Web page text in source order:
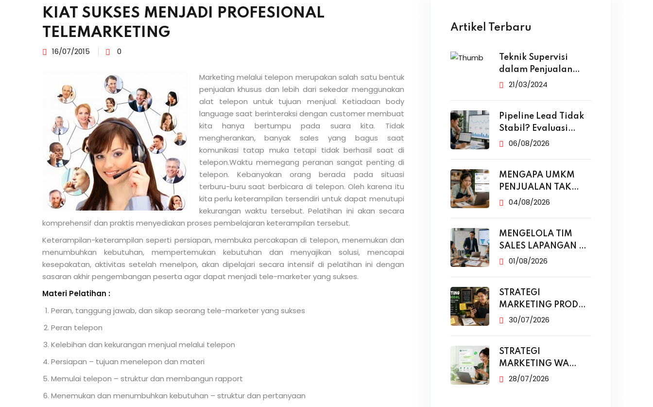
KIAT SUKSES MENJADI PROFESIONAL
TELEMARKETING
16/07/2015 0
Marketing melalui telepon merupakan salah satu bentuk
penjualan khusus dan lebih dari sekedar menggunakan
alat telepon untuk tujuan menjual. Ketiadaan body
language saat berinteraksi dengan customer membuat
kita hanya bertumpu pada suara kita. Tidak
mengherankan, banyak sales yang bagus saat
komunikasi tatap muka tetapi tidak berhasil saat di
telepon.Waktu memegang peranan sangat penting di
telepon. Kebanyakan orang berada pada situasi
terburu-buru saat berbicara di telepon. Oleh karena itu
kita perlu keterampilan tersendiri untuk dapat menutupi
kekurangan waktu tersebut. Pelatihan ini akan secara
komprehensif dan praktis menyediakan proses pembelajaran keterampilan tersebut.
Keterampilan-keterampilan seperti persiapan, membuka percakapan di telepon, menemukan dan
menumbuhkan kebutuhan, mempertemukan kebutuhan dan menyajikan solusi, mencapai
kesepakatan, aktivitas setelah menelpon, akan dipelajari secara intensif di pelatihan ini dengan
sasaran akhir pengembangan peserta agar dapat menjadi tele-marketer yang sukses.
Materi Pelatihan :
Peran, tanggung jawab, dan sikap seorang tele-marketer yang sukses
Peran telepon
Kelebihan dan kekurangan menjual melalui telepon
Persiapan – tujuan menelepon dan materi
Memulai telepon – struktur dan membangun rapport
Menemukan dan menumbuhkan kebutuhan – struktur dan pertanyaan
Artikel Terbaru
Teknik Supervisi
dalam Penjualan
yang Efektif
21/03/2024
Pipeline Lead Tidak
Stabil? Evaluasi
Funnel Marketing
06/08/2026
MENGAPA UMKM
PENJUALAN TAK
NAIK MESKI SUDAH
04/08/2026
MENGELOLA TIM
SALES LAPANGAN DI
ERA DIGITAL
01/08/2026
STRATEGI
MARKETING PRODUK
MODAL KECIL TANPA
30/07/2026
STRATEGI
MARKETING WA
BUSINESS UNTUK
28/07/2026